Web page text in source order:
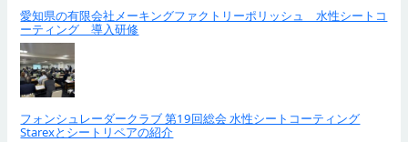
愛知県の有限会社メーキングファクトリーポリッシュ 水性シートコ
ーティング 導入研修
フォンシュレーダークラブ 第19回総会 水性シートコーティング
Starexとシートリペアの紹介